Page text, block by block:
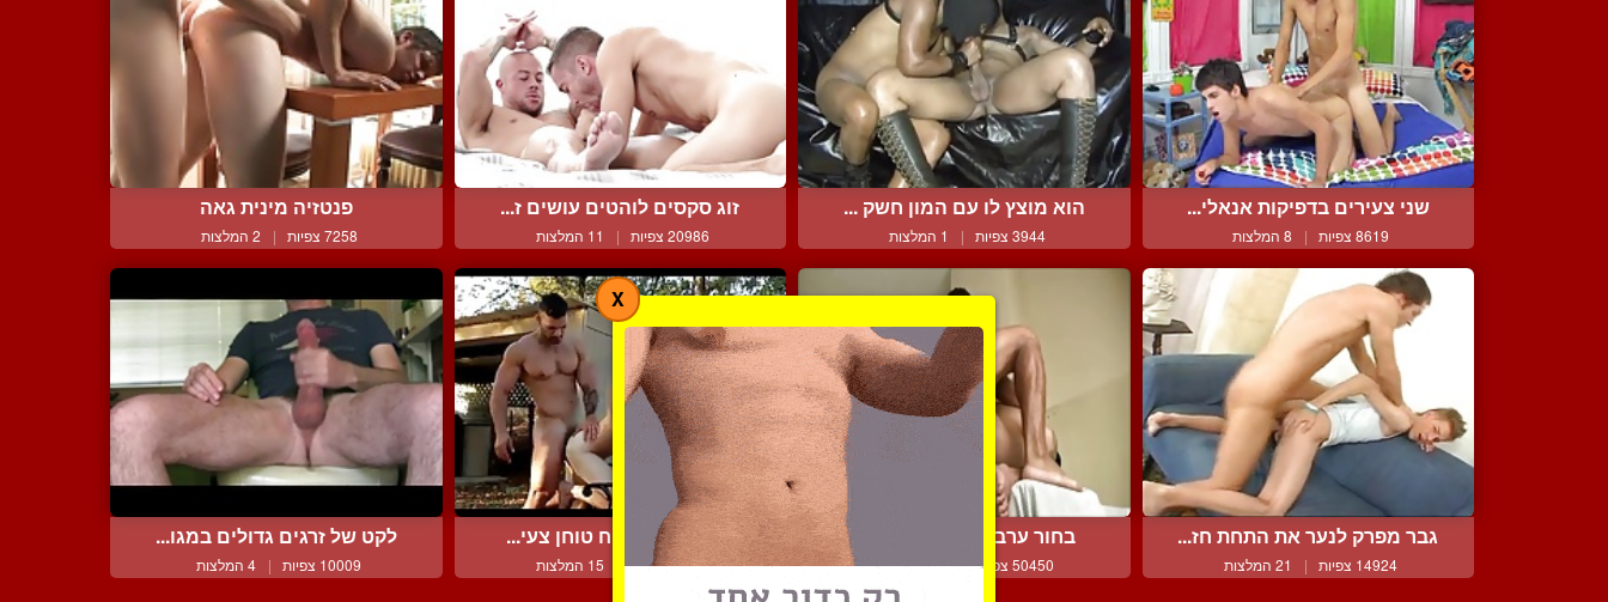
שני צעירים בדפיקות אנאלי...
8619 צפיות | 8 המלצות
הוא מוצץ לו עם המון חשק ...
3944 צפיות | 1 המלצות
זוג סקסים לוהטים עושים ז...
20986 צפיות | 11 המלצות
פנטזיה מינית גאה
7258 צפיות | 2 המלצות
גבר מפרק לנער את התחת חז...
14924 צפיות | 21 המלצות
בחור ערבי מזיין ומזריע ל...
50450 צפיות | 52 המלצות
גבר שרירי ונפוח טוחן צעי...
17164 צפיות | 15 המלצות
לקט של זרגים גדולים במגו...
10009 צפיות | 4 המלצות
X